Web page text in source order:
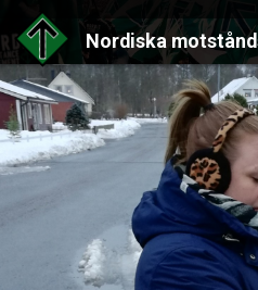
Nordiska
to